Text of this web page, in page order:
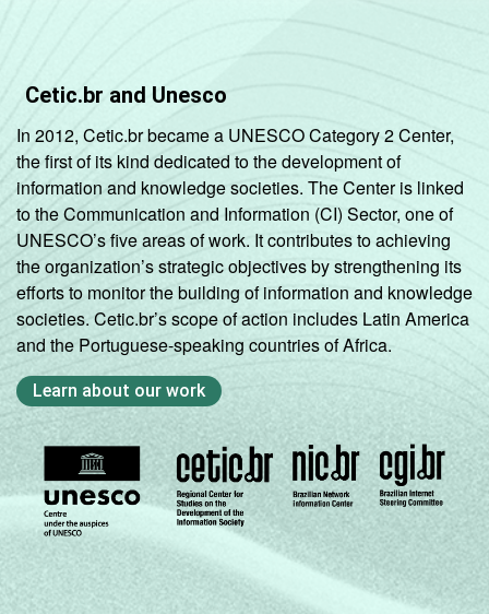
MS 70 25 5
MT 62 38 0
GO 66 32 2
DF - - -
Fonte: CGI.br/NIC.br, Centro Regional de
Estudos para o Desenvolvimento da
Sociedade da Informação (Cetic.br),
Pesquisa sobre o uso das tecnologias de
informação e comunicação no setor público
brasileiro - TIC Governo Eletrônico 2019.
Cetic.br and Unesco
In 2012, Cetic.br became a UNESCO Category 2 Center,
the first of its kind dedicated to the development of
information and knowledge societies. The Center is linked
to the Communication and Information (CI) Sector, one of
UNESCO’s five areas of work. It contributes to achieving
the organization’s strategic objectives by strengthening its
efforts to monitor the building of information and knowledge
societies. Cetic.br’s scope of action includes Latin America
and the Portuguese-speaking countries of Africa.
Learn about our work